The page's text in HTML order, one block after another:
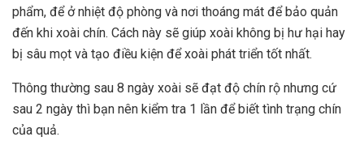
phẩm, để ở nhiệt độ phòng và nơi thoáng mát để bảo quản
đến khi xoài chín. Cách này sẽ giúp xoài không bị hư hại hay
bị sâu mọt và tạo điều kiện để xoài phát triển tốt nhất.
Thông thường sau 8 ngày xoài sẽ đạt độ chín rộ nhưng cứ
sau 2 ngày thì bạn nên kiểm tra 1 lần để biết tình trạng chín
của quả.